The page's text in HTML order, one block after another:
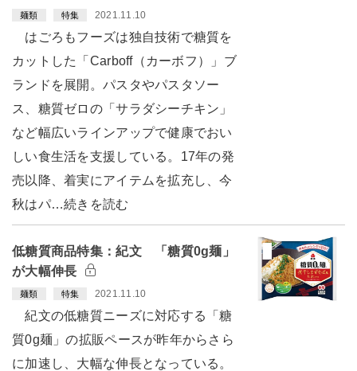
麺類 特集 2021.11.10
はごろもフーズは独自技術で糖質を
カットした「Carboff（カーボフ）」ブ
ランドを展開。パスタやパスタソー
ス、糖質ゼロの「サラダシーチキン」
など幅広いラインアップで健康でおい
しい食生活を支援している。17年の発
売以降、着実にアイテムを拡充し、今
秋はパ…続きを読む
低糖質商品特集：紀文 「糖質0g麺」
が大幅伸長
麺類 特集 2021.11.10
紀文の低糖質ニーズに対応する「糖
質0g麺」の拡販ペースが昨年からさら
に加速し、大幅な伸長となっている。